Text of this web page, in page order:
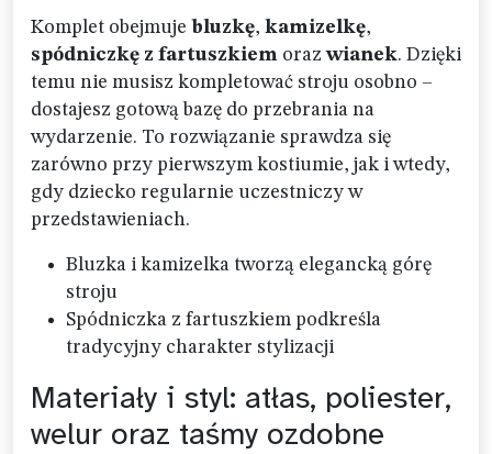
Komplet obejmuje bluzkę, kamizelkę,
spódniczkę z fartuszkiem orazwianek. Dzięki
temu nie musisz kompletować stroju osobno –
dostajesz gotową bazę do przebrania na
wydarzenie. To rozwiązanie sprawdza się
zarówno przy pierwszym kostiumie, jak i wtedy,
gdy dziecko regularnie uczestniczy w
przedstawieniach.
Bluzka i kamizelka tworzą elegancką górę
stroju
Spódniczka z fartuszkiem podkreśla
tradycyjny charakter stylizacji
Materiały i styl: atłas, poliester,
welur oraz taśmy ozdobne